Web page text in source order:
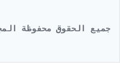
جميع الحقوق محفوظة المجموعة